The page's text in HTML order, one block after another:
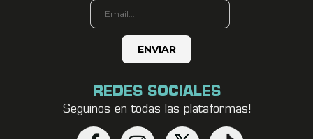
REDES SOCIALES
Seguinos en todas las plataformas!